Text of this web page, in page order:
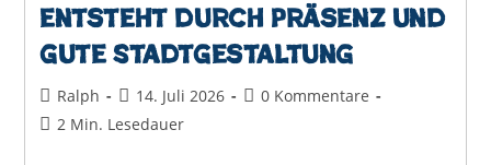
entsteht durch Präsenz und
gute Stadtgestaltung
Beitrags-
Autor:
Ralph
Beitrag
veröffentlicht:
14. Juli 2026
Beitrags-
0 Kommentare
Lesedauer:
2 Min. Lesedauer